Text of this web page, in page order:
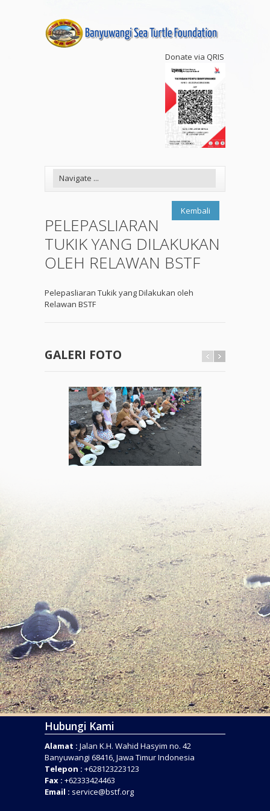
Donate via QRIS
Kembali
PELEPASLIARAN
TUKIK YANG DILAKUKAN
OLEH RELAWAN BSTF
Pelepasliaran Tukik yang Dilakukan oleh
Relawan BSTF
GALERI FOTO
Hubungi Kami
Alamat : Jalan K.H. Wahid Hasyim no. 42
Banyuwangi 68416, Jawa Timur Indonesia
Telepon : +628123223123
Fax : +62333424463
Email : service@bstf.org